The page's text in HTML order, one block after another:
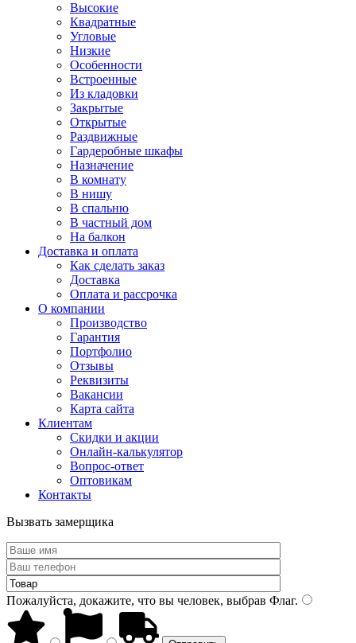
Высокие
Квадратные
Угловые
Низкие
Особенности
Встроенные
Из кладовки
Закрытые
Открытые
Раздвижные
Гардеробные шкафы
Назначение
В комнату
В нишу
В спальню
В частный дом
На балкон
Доставка и оплата
Как сделать заказ
Доставка
Оплата и рассрочка
О компании
Производство
Гарантия
Портфолио
Отзывы
Реквизиты
Вакансии
Карта сайта
Клиентам
Скидки и акции
Онлайн-калькулятор
Вопрос-ответ
Оптовикам
Контакты
Вызвать замерщика
Пожалуйста, докажите, что вы человек, выбрав Флаг.